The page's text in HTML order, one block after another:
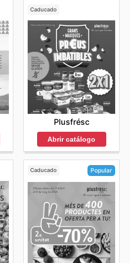
Caducado
Plusfrésc
Abrir catálogo
Caducado Popular